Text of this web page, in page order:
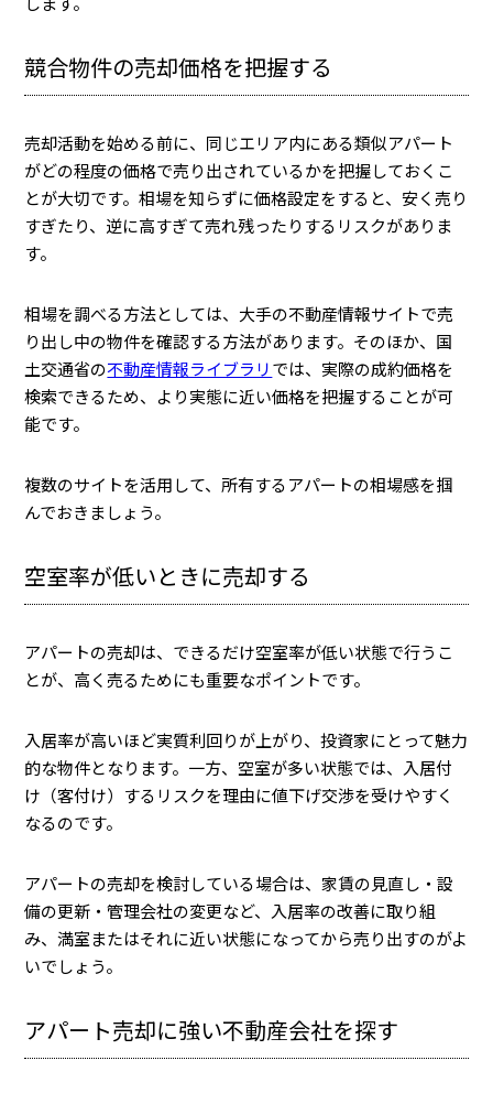
競合物件の売却価格を把握する
売却活動を始める前に、同じエリア内にある類似アパート
がどの程度の価格で売り出されているかを把握しておくこ
とが大切です。相場を知らずに価格設定をすると、安く売り
すぎたり、逆に高すぎて売れ残ったりするリスクがありま
す。
相場を調べる方法としては、大手の不動産情報サイトで売
り出し中の物件を確認する方法があります。そのほか、国
土交通省の不動産情報ライブラリでは、実際の成約価格を
検索できるため、より実態に近い価格を把握することが可
能です。
複数のサイトを活用して、所有するアパートの相場感を掴
んでおきましょう。
空室率が低いときに売却する
アパートの売却は、できるだけ空室率が低い状態で行うこ
とが、高く売るためにも重要なポイントです。
入居率が高いほど実質利回りが上がり、投資家にとって魅力
的な物件となります。一方、空室が多い状態では、入居付
け（客付け）するリスクを理由に値下げ交渉を受けやすく
なるのです。
アパートの売却を検討している場合は、家賃の見直し・設
備の更新・管理会社の変更など、入居率の改善に取り組
み、満室またはそれに近い状態になってから売り出すのがよ
いでしょう。
アパート売却に強い不動産会社を探す